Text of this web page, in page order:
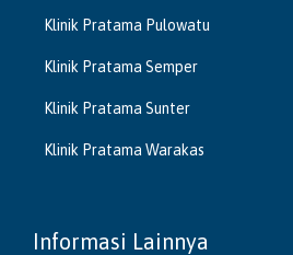
Klinik Pratama Pulowatu
Klinik Pratama Semper
Klinik Pratama Sunter
Klinik Pratama Warakas
Informasi Lainnya